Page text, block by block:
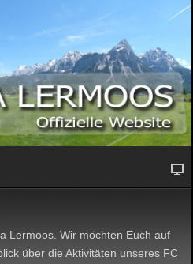
Lermoos. Wir möchten Euch auf
über die Aktivitäten unseres FC